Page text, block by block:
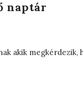
naptár
akik